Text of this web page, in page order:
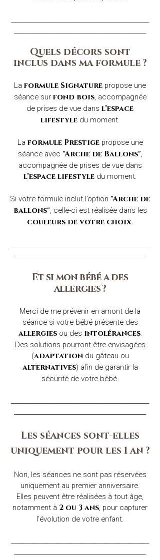
______________________________________________
____________________________________________​
Quels décors sont
inclus dans ma formule ?
La formule Signature propose une
séance surfond bois, accompagnée
de prises de vue dans l’espace
lifestyle du moment.
La formule Prestigepropose une
séance avec "Arche de Ballons",
accompagnée de prises de vue dans
l’espace lifestyle du moment.
Si votre formule inclut l’option "Arche de
ballons", celle-ci est réalisée dans les
couleurs de votre choix.
______________________________________________
____________________________________________
Et si mon bébé a des
allergies ?
Merci de me prévenir en amont de la
séance si votre bébé présente des
allergiesou des intolérances.
Des solutions pourront être envisagées
(adaptationdu gâteau ou
alternatives) afin de garantir la
sécurité de votre bébé.
______________________________________________
____________________________________________
Les séances sont-elles
uniquement pour les 1 an ?
Non, les séances ne sont pas réservées
uniquement au premier anniversaire.
Elles peuvent être réalisées à tout âge,
notamment à 2 ou 3 ans, pour capturer
l’évolution de votre enfant.
______________________________________________
____________________________________________